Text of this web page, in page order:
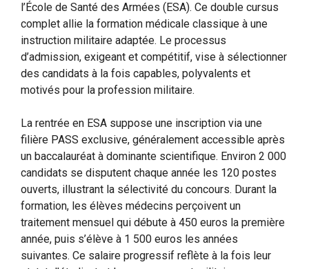
l’École de Santé des Armées (ESA). Ce double cursus
complet allie la formation médicale classique à une
instruction militaire adaptée. Le processus
d’admission, exigeant et compétitif, vise à sélectionner
des candidats à la fois capables, polyvalents et
motivés pour la profession militaire.
La rentrée en ESA suppose une inscription via une
filière PASS exclusive, généralement accessible après
un baccalauréat à dominante scientifique. Environ 2 000
candidats se disputent chaque année les 120 postes
ouverts, illustrant la sélectivité du concours. Durant la
formation, les élèves médecins perçoivent un
traitement mensuel qui débute à 450 euros la première
année, puis s’élève à 1 500 euros les années
suivantes. Ce salaire progressif reflète à la fois leur